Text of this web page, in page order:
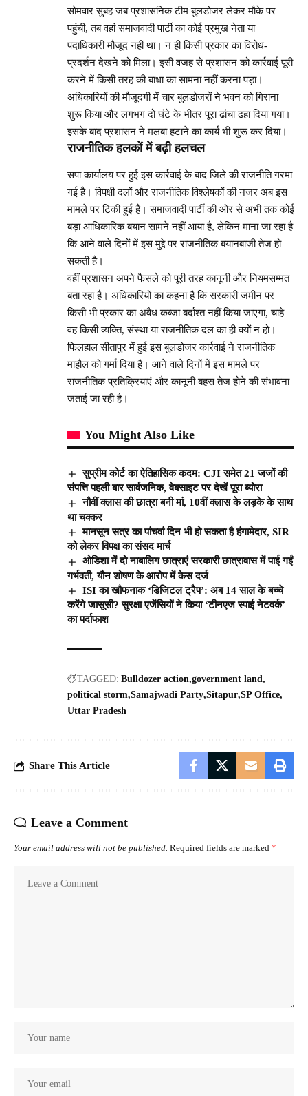
सोमवार सुबह जब प्रशासनिक टीम बुलडोजर लेकर मौके पर
पहुंची, तब वहां समाजवादी पार्टी का कोई प्रमुख नेता या
पदाधिकारी मौजूद नहीं था। न ही किसी प्रकार का विरोध-
प्रदर्शन देखने को मिला। इसी वजह से प्रशासन को कार्रवाई पूरी
करने में किसी तरह की बाधा का सामना नहीं करना पड़ा।
अधिकारियों की मौजूदगी में चार बुलडोजरों ने भवन को गिराना
शुरू किया और लगभग दो घंटे के भीतर पूरा ढांचा ढहा दिया गया।
इसके बाद प्रशासन ने मलबा हटाने का कार्य भी शुरू कर दिया।
राजनीतिक हलकों में बढ़ी हलचल
सपा कार्यालय पर हुई इस कार्रवाई के बाद जिले की राजनीति गरमा
गई है। विपक्षी दलों और राजनीतिक विश्लेषकों की नजर अब इस
मामले पर टिकी हुई है। समाजवादी पार्टी की ओर से अभी तक कोई
बड़ा आधिकारिक बयान सामने नहीं आया है, लेकिन माना जा रहा है
कि आने वाले दिनों में इस मुद्दे पर राजनीतिक बयानबाजी तेज हो
सकती है।
वहीं प्रशासन अपने फैसले को पूरी तरह कानूनी और नियमसम्मत
बता रहा है। अधिकारियों का कहना है कि सरकारी जमीन पर
किसी भी प्रकार का अवैध कब्जा बर्दाश्त नहीं किया जाएगा, चाहे
वह किसी व्यक्ति, संस्था या राजनीतिक दल का ही क्यों न हो।
फिलहाल सीतापुर में हुई इस बुलडोजर कार्रवाई ने राजनीतिक
माहौल को गर्मा दिया है। आने वाले दिनों में इस मामले पर
राजनीतिक प्रतिक्रियाएं और कानूनी बहस तेज होने की संभावना
जताई जा रही है।
You Might Also Like
सुप्रीम कोर्ट का ऐतिहासिक कदम: CJI समेत 21 जजों की
संपत्ति पहली बार सार्वजनिक, वेबसाइट पर देखें पूरा ब्योरा
नौवीं क्लास की छात्रा बनी मां, 10वीं क्लास के लड़के के साथ
था चक्कर
मानसून सत्र का पांचवां दिन भी हो सकता है हंगामेदार, SIR
को लेकर विपक्ष का संसद मार्च
ओडिशा में दो नाबालिग छात्राएं सरकारी छात्रावास में पाई गईं
गर्भवती, यौन शोषण के आरोप में केस दर्ज
ISI का खौफनाक ‘डिजिटल ट्रैप’: अब 14 साल के बच्चे
करेंगे जासूसी? सुरक्षा एजेंसियों ने किया ‘टीनएज स्पाई नेटवर्क’
का पर्दाफाश
TAGGED: Bulldozer action government land
political storm Samajwadi Party Sitapur SP Office
Uttar Pradesh
Share This Article
Leave a Comment
Your email address will not be published. Required fields are marked *